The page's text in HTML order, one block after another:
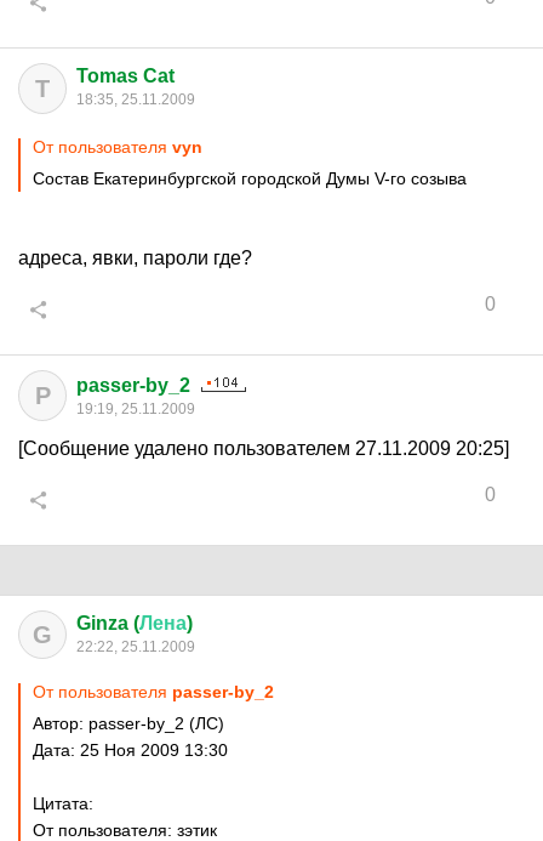
T Tomas Cat
18:35, 25.11.2009
От пользователя vyn
Состав Екатеринбургской городской Думы V-го созыва
адреса, явки, пароли где?
0
P passer-by_2
19:19, 25.11.2009
[Сообщение удалено пользователем 27.11.2009 20:25]
0
G Ginza (Лена)
22:22, 25.11.2009
От пользователя passer-by_2
Автор: passer-by_2 (ЛС)
Дата: 25 Ноя 2009 13:30
Цитата:
От пользователя: зэтик